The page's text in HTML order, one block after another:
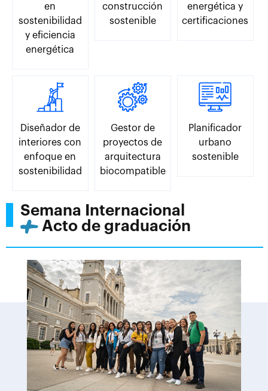
en
sostenibilidad
y eficiencia
energética
construcción
sostenible
energética y
certificaciones
Diseñador de
interiores con
enfoque en
sostenibilidad
Gestor de
proyectos de
arquitectura
biocompatible
Planificador
urbano
sostenible
Semana Internacional
Acto de graduación